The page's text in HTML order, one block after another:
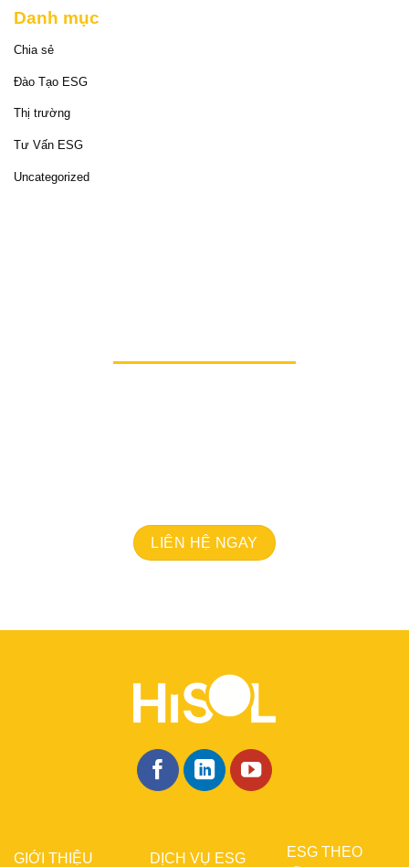
Danh mục
Chia sẻ
Đào Tạo ESG
Thị trường
Tư Vấn ESG
Uncategorized
LIÊN HỆ NGAY
GIỚI THIỆU DỊCH VỤ ESG
ESG THEO